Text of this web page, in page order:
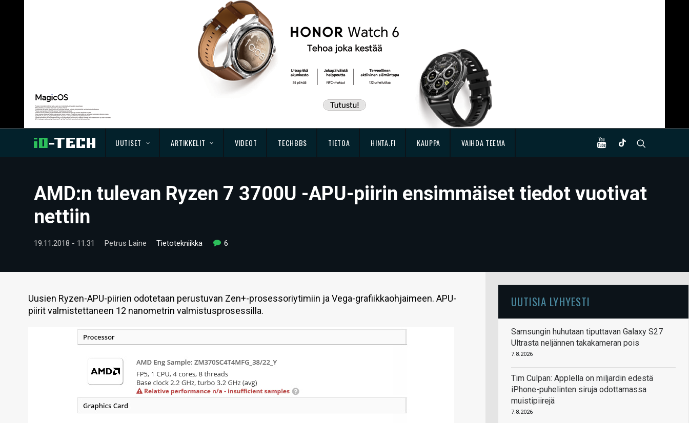
UUTISET ARTIKKELIT VIDEOT TECHBBS TIETOA HINTA.FI KAUPPA VAIHDA TEEMA
AMD:n tulevan Ryzen 7 3700U -APU-piirin ensimmäiset tiedot vuotivat
nettiin
19.11.2018 - 11:31 Petrus Laine Tietotekniikka 6
Uusien Ryzen-APU-piirien odotetaan perustuvan Zen+-prosessoriytimiin ja Vega-grafiikkaohjaimeen. APU-
piirit valmistettaneen 12 nanometrin valmistusprosessilla.
UUTISIA LYHYESTI
Samsungin huhutaan tiputtavan Galaxy S27
Ultrasta neljännen takakameran pois
7.8.2026
Tim Culpan: Applella on miljardin edestä
iPhone-puhelinten siruja odottamassa
muistipiirejä
7.8.2026